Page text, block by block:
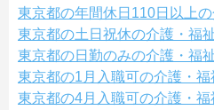
東京都の年間休日110日以上
東京都の土日祝休の介護・福
東京都の日勤のみの介護・福
東京都の1月入職可の介護・福
東京都の4月入職可の介護・福